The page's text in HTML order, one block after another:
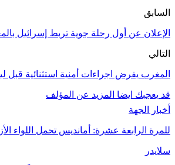
السابق
الإعلان عن أول رحلة جوية تربط إسرائيل
التالي
المغرب يفرض اجراءات أمنية استثنائية قبل
قد يعجبك ايضا المزيد عن المؤلف
أخبار الجهة
للمرة الرابعة عشرة: أمانديس تحمل اللواء
سلايدر